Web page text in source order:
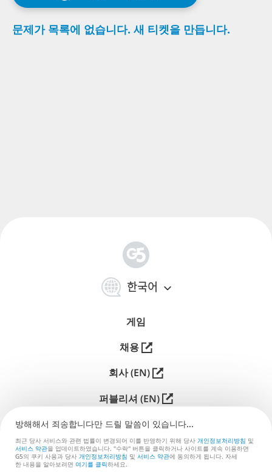
문제가 목록에 없습니다. 새 티켓을 만듭니다.
한국어
体
中
게임
채용
회사 (EN)
퍼블리셔 (EN)
지원
문의 (EN)
방해해서 죄송합니다만 드릴 말씀이 있습니다...
최근 당사 서비스와 관련 법률이 변경되어 이를 반영하기 위해 당사 개인정보처리방침 및
서비스 약관을 업데이트하였습니다. "수락" 버튼을 클릭하거나 사이트를 계속 이용하면
G5의 쿠키 사용과 당사 개인정보처리방침 및 서비스 약관에 동의하게 됩니다. 자세
한 내⁠용⁠을 알⁠아⁠보⁠려⁠면 여⁠기⁠를 클⁠릭⁠⁠하⁠세⁠요⁠.